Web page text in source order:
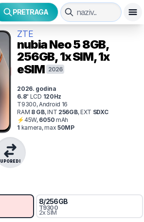
PRETRAGA
ZTE
nubia Neo 58GB,
256GB, 1x SIM, 1x
eSIM 2026
2026. godina
6.8" LCD 120Hz
T9300, Android 16
RAM 8GB,INT 256GB,EXT SDXC
⚡45W, 6050 mAh
1 kamera, max 50MP
UPOREDI
8/256GB
T9300
2x SIM